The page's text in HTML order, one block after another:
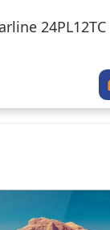
24PL12TC